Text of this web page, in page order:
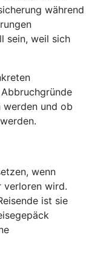
während
sein, weil sich
werden und ob
wenn
verloren wird.
ist sie